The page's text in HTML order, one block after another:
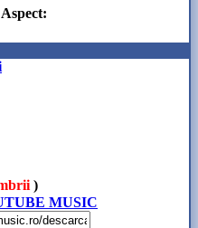
:
)
MUSIC